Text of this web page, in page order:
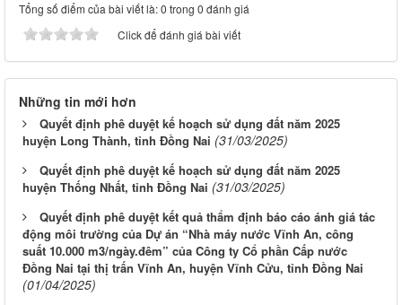
Tổng số điểm của bài viết là: 0 trong 0 đánh giá
Click để đánh giá bài viết
Những tin mới hơn
Quyết định phê duyệt kế hoạch sử dụng đất năm 2025
huyện Long Thành, tỉnh Đồng Nai (31/03/2025)
Quyết định phê duyệt kế hoạch sử dụng đất năm 2025
huyện Thống Nhất, tỉnh Đồng Nai (31/03/2025)
Quyết định phê duyệt kết quả thẩm định báo cáo ánh giá tác
động môi trường của Dự án “Nhà máy nước Vĩnh An, công
suất 10.000 m3/ngày.đêm” của Công ty Cổ phần Cấp nước
Đồng Nai tại thị trấn Vĩnh An, huyện Vĩnh Cửu, tỉnh Đồng Nai
(01/04/2025)